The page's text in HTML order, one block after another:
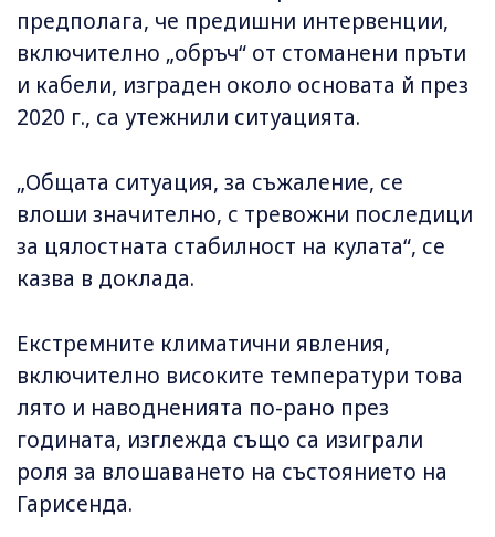
предполага, че предишни интервенции,
включително „обръч“ от стоманени пръти
и кабели, изграден около основата й през
2020 г., са утежнили ситуацията.
„Общата ситуация, за съжаление, се
влоши значително, с тревожни последици
за цялостната стабилност на кулата“, се
казва в доклада.
Екстремните климатични явления,
включително високите температури това
лято и наводненията по-рано през
годината, изглежда също са изиграли
роля за влошаването на състоянието на
Гарисенда.